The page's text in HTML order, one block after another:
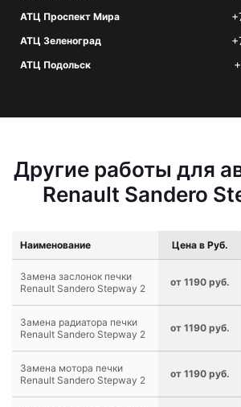
АТЦ Проспект Мира
АТЦ Зеленоград
АТЦ Подольск
Другие работы для
Renault Sandero
Наименование Цена в Руб.
Замена заслонок печки
Renault Sandero Stepway 2
от 1190 руб.
Замена радиатора печки
Renault Sandero Stepway 2
от 1190 руб.
Замена мотора печки
Renault Sandero Stepway 2
от 1190 руб.